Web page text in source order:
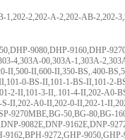
2,202-A-2,202-AB-2,202-
9080,DHP-9160,DHP-
4,303A-00,303A-1,303A-
II,600-II,350-BS,.400-
0-BS-II,101-1-BS-II,101-2-
2-II,101-3-II,.101-4-II,202-A0-
II,202-A0-II,202-0-II,202-1-
9270MBE,BG-50,BG-80,BG-
9082E,DNP-9162E,DNP-
9272,GHP-